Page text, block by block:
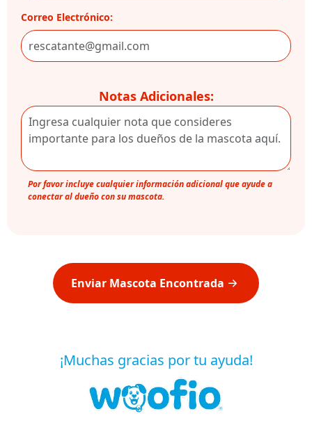
Correo Electrónico:
Notas Adicionales:
Por favor incluye cualquier información adicional que ayude a
conectar al dueño con su mascota.
Enviar Mascota Encontrada
¡Muchas gracias por tu ayuda!